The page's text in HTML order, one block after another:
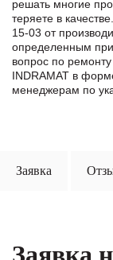
решать многие
теряете в
15-03 от
определенным
вопрос по
INDRAMAT в
менеджерам по
Заявка